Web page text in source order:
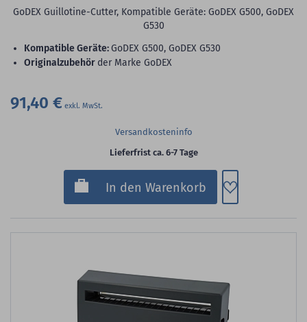
GoDEX Guillotine-Cutter, Kompatible Geräte: GoDEX G500, GoDEX
G530
Kompatible Geräte:GoDEX G500, GoDEX G530
Originalzubehör der Marke GoDEX
91,40 €
Versandkosteninfo
Lieferfrist ca. 6-7 Tage
In den Warenkorb Zum